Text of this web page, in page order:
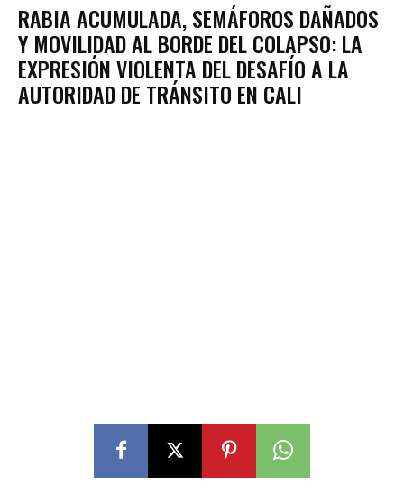
RABIA ACUMULADA, SEMÁFOROS DAÑADOS
Y MOVILIDAD AL BORDE DEL COLAPSO: LA
EXPRESIÓN VIOLENTA DEL DESAFÍO A LA
AUTORIDAD DE TRÁNSITO EN CALI